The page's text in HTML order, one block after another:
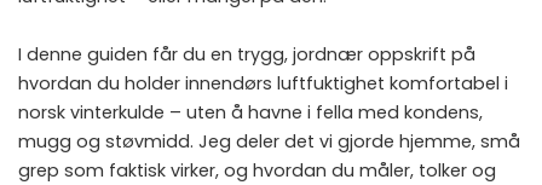
I denne guiden får du en trygg, jordnær oppskrift på
hvordan du holder innendørs luftfuktighet komfortabel i
norsk vinterkulde – uten å havne i fella med kondens,
mugg og støvmidd. Jeg deler det vi gjorde hjemme, små
grep som faktisk virker, og hvordan du måler, tolker og